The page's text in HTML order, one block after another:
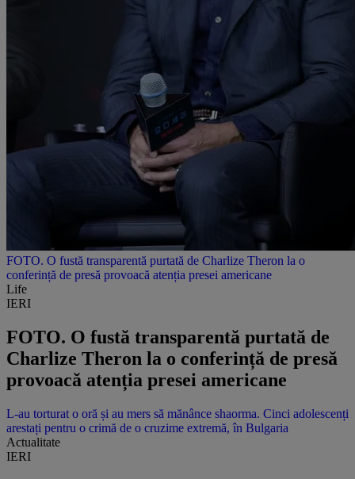
FOTO. O fustă transparentă purtată de Charlize Theron la o
conferință de presă provoacă atenția presei americane
Life
IERI
FOTO. O fustă transparentă purtată de
Charlize Theron la o conferință de presă
provoacă atenția presei americane
L-au torturat o oră și au mers să mănânce shaorma. Cinci adolescenți
arestați pentru o crimă de o cruzime extremă, în Bulgaria
Actualitate
IERI